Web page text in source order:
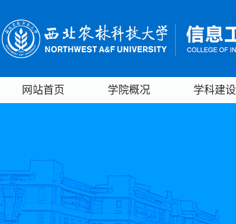
网站首页 学院概况 学科建设